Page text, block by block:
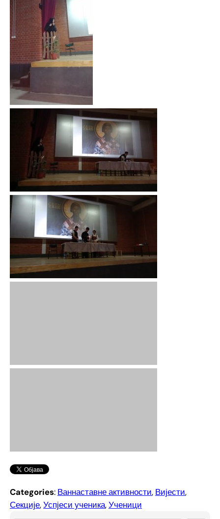
Categories: Ваннаставне активности, Вијести
Секције, Успјеси ученика, Ученици